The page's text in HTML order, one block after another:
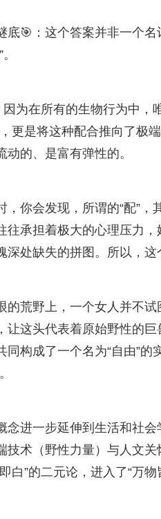
底🎯：这个答案并非一个
因为在所有的生物行为中
，更是将这种配合推向了极
的、是富有弹性的。
，你会发现，所谓的“配”
往承担着极大的心理压力
处缺失的拼图。所以，这
的荒野上，一个女人并不
让这头代表着原始野性的
同构成了一个名为“自由”
念进一步延伸到生活和社
技术（野性力量）与人文
白”的二元论，进入了“万物